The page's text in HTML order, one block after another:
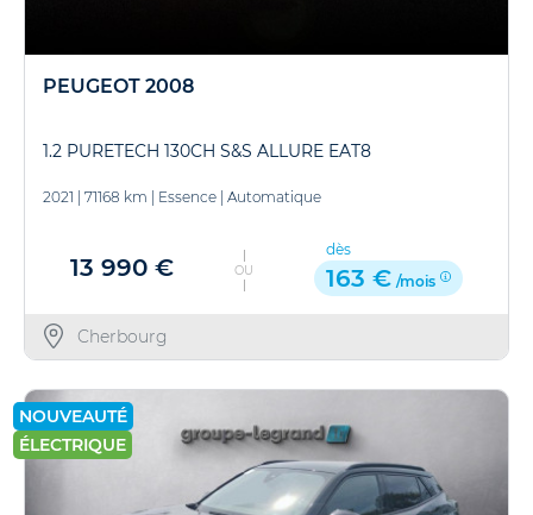
PEUGEOT 2008
1.2 PURETECH 130CH S&S ALLURE EAT8
2021 71168 km Essence Automatique
13 990 € OU
dès
163 € /mois
Cherbourg
NOUVEAUTÉ
ÉLECTRIQUE